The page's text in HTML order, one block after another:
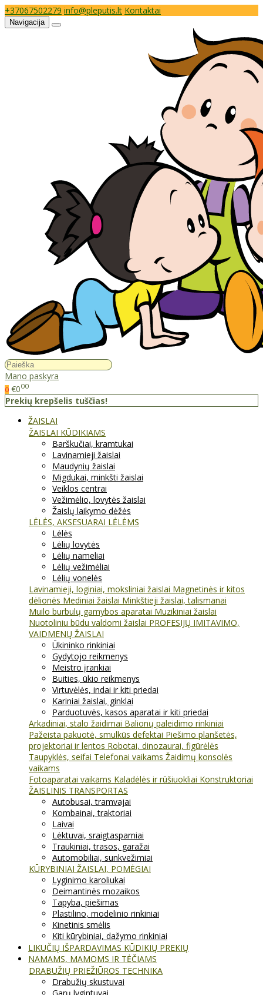
+37067502279 info@pleputis.lt Kontaktai
Navigacija
Mano paskyra
0 €000
Prekių krepšelis tuščias!
ŽAISLAI
ŽAISLAI KŪDIKIAMS
Barškučiai, kramtukai
Lavinamieji žaislai
Maudynių žaislai
Migdukai, minkšti žaislai
Veiklos centrai
Vežimėlio, lovytės žaislai
Žaislų laikymo dėžės
LĖLĖS, AKSESUARAI LĖLĖMS
Lėlės
Lėlių lovytės
Lėlių nameliai
Lėlių vežimėliai
Lėlių vonelės
Lavinamieji, loginiai, moksliniai žaislai Magnetinės ir kitos
dėlionės Mediniai žaislai Minkštieji žaislai, talismanai
Muilo burbulų gamybos aparatai Muzikiniai žaislai
Nuotoliniu būdu valdomi žaislai PROFESIJŲ IMITAVIMO,
VAIDMENŲ ŽAISLAI
Ūkininko rinkiniai
Gydytojo reikmenys
Meistro įrankiai
Buities, ūkio reikmenys
Virtuvėlės, indai ir kiti priedai
Kariniai žaislai, ginklai
Parduotuvės, kasos aparatai ir kiti priedai
Arkadiniai, stalo žaidimai Balionų paleidimo rinkiniai
Pažeista pakuotė, smulkūs defektai Piešimo planšetės,
projektoriai ir lentos Robotai, dinozaurai, figūrėlės
Taupyklės, seifai Telefonai vaikams Žaidimų konsolės
vaikams
Fotoaparatai vaikams Kaladėlės ir rūšiuokliai Konstruktoriai
ŽAISLINIS TRANSPORTAS
Autobusai, tramvajai
Kombainai, traktoriai
Laivai
Lėktuvai, sraigtasparniai
Traukiniai, trasos, garažai
Automobiliai, sunkvežimiai
KŪRYBINIAI ŽAISLAI, POMĖGIAI
Lyginimo karoliukai
Deimantinės mozaikos
Tapyba, piešimas
Plastilino, modelinio rinkiniai
Kinetinis smėlis
Kiti kūrybiniai, dažymo rinkiniai
LIKUČIŲ IŠPARDAVIMAS KŪDIKIŲ PREKIŲ
NAMAMS, MAMOMS IR TĖČIAMS
DRABUŽIŲ PRIEŽIŪROS TECHNIKA
Drabužių skustuvai
Garų lygintuvai